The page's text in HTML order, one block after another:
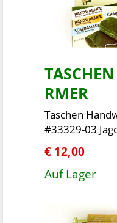
RMER
Taschen
#33329-03
€ 12,00
Auf Lager